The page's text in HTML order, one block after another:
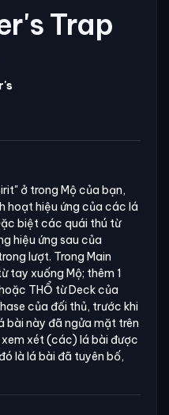
Trap
ở trong Mộ của bạn,
hoạt hiệu ứng của các lá
biệt các quái thú từ
hiệu ứng sau của
lượt. Trong Main
tay xuống Mộ; thêm 1
THỔ từ Deck của
của đối thủ, trước khi
bài này đã ngửa mặt trên
xem xét (các) lá bài được
là lá bài đã tuyên bố,